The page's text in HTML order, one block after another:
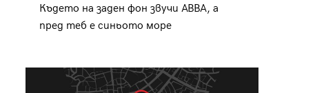
Където на заден фон звучи ABBA, а
пред теб е синьото море